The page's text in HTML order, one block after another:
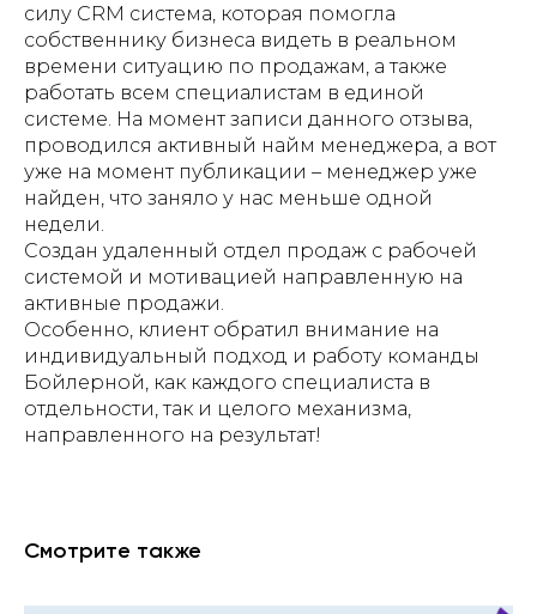
силу CRM система, которая помогла
собственнику бизнеса видеть в реальном
времени ситуацию по продажам, а также
работать всем специалистам в единой
системе. На момент записи данного отзыва,
проводился активный найм менеджера, а вот
уже на момент публикации – менеджер уже
найден, что заняло у нас меньше одной
недели.
Создан удаленный отдел продаж с рабочей
системой и мотивацией направленную на
активные продажи.
Особенно, клиент обратил внимание на
индивидуальный подход и работу команды
Бойлерной, как каждого специалиста в
отдельности, так и целого механизма,
направленного на результат!
Смотрите также